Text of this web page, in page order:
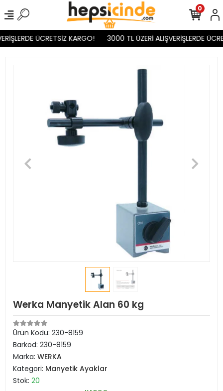
ÜCRETSİZ KARGO! 3000 TL ÜZERİ ALIŞVERİŞLERDE
0
Werka Manyetik Alan 60 kg
Ürün Kodu: 230-8159
Barkod: 230-8159
Marka: WERKA
Kategori: Manyetik Ayaklar
Stok: 20